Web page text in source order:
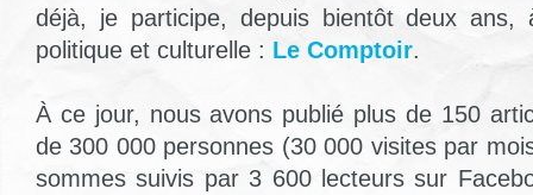
déjà, je participe, depuis bientôt deux ans,
politique et culturelle : Le Comptoir.
À ce jour, nous avons publié plus de 150
de 300 000 personnes (30 000 visites par
sommes suivis par 3 600 lecteurs sur